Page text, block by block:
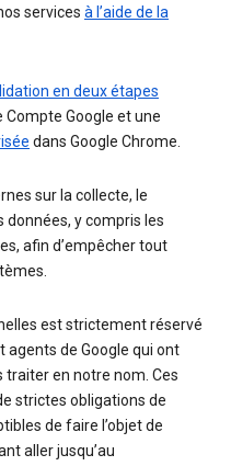
services à l’aide de la
en deux étapes
Compte Google et une
dans Google Chrome.
sur la collecte, le
y compris les
afin d’empêcher tout
est strictement réservé
agents de Google qui ont
traiter en notre nom. Ces
strictes obligations de
de faire l’objet de
aller jusqu’au